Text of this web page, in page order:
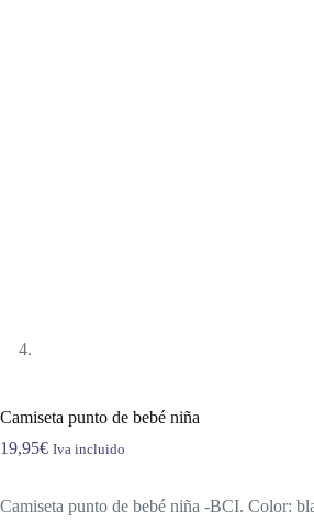
Camiseta punto de bebé niña
19,95€ Iva incluido
Camiseta punto de bebé niña -BCI. Color: